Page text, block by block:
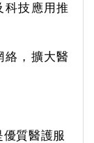
科技應用推
絡，擴大醫
質醫護服